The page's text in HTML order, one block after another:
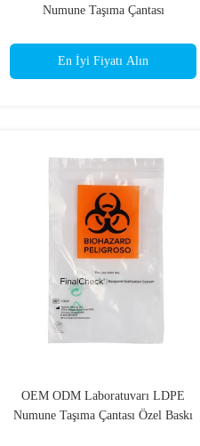
Numune Taşıma Çantası
En İyi Fiyatı Alın
OEM ODM Laboratuvarı LDPE
Numune Taşıma Çantası Özel Baskı